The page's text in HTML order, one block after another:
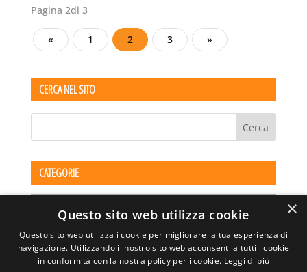
Pagina 2di 3
« 1 2 3 »
CERCA NEL SITO
CATEGORIE
×
Questo sito web utilizza cookie
Questo sito web utilizza i cookie per migliorare la tua esperienza di
navigazione. Utilizzando il nostro sito web acconsenti a tutti i cookie
in conformità con la nostra policy per i cookie. Leggi di più